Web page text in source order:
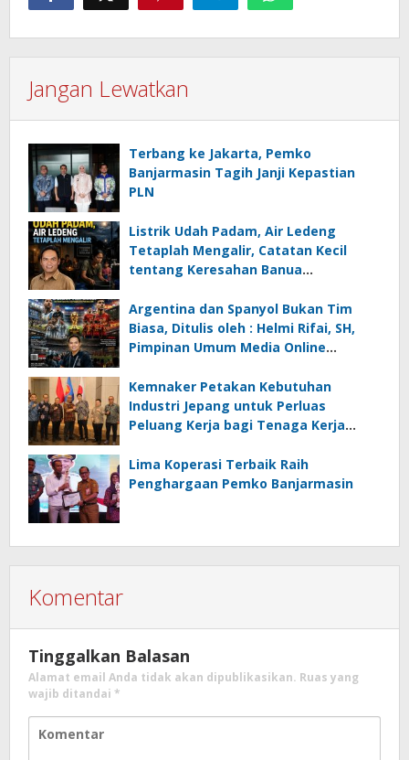
Jangan Lewatkan
Terbang ke Jakarta, Pemko
Banjarmasin Tagih Janji Kepastian
PLN
Listrik Udah Padam, Air Ledeng
Tetaplah Mengalir, Catatan Kecil
tentang Keresahan Banua
Ancaman Lingkungan, Oleh : Helmi
Rifai, SH
Argentina dan Spanyol Bukan Tim
Biasa, Ditulis oleh : Helmi Rifai, SH,
Pimpinan Umum Media Online
Kemnaker Petakan Kebutuhan
Industri Jepang untuk Perluas
Peluang Kerja bagi Tenaga Kerja
Lima Koperasi Terbaik Raih
Penghargaan Pemko Banjarmasin
Komentar
Tinggalkan Balasan
Alamat email Anda tidak akan dipublikasikan. Ruas yang
wajib ditandai *